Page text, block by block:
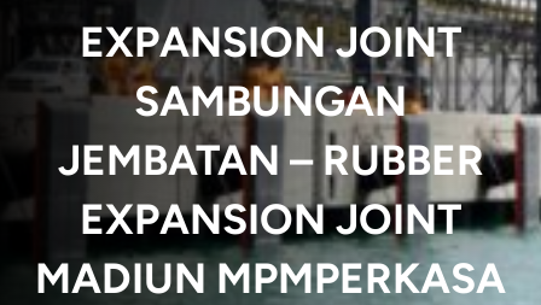
EXPANSION JOINT
SAMBUNGAN
JEMBATAN – RUBBER
EXPANSION JOINT
MADIUN MPMPERKASA